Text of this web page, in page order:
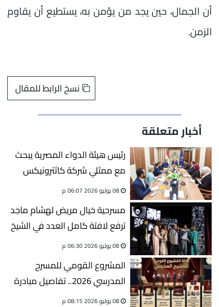
أن الجمال، حين يجد من يؤمن به، يستطيع أن يقاوم
الزمن.
نسخ الرابط للمقال
أخبار متعلقة
رئيس هيئة الدواء المصرية يبحث
مع ممثلي شركة كاثترونيكس
تعزيز التعاون في مجال
المستلزمات الطبية والتكنولوجيا
الطبية المتقدمة
08 يوليو 2026 06:07 م
مسرحية خيال مريض لهشام ماجد
ترفع لافتة كامل العدد في الشيخ
زايد
08 يوليو 2026 06:30 م
المشروع القومي للمسرح
المدرسي 2026.. تفاصيل مبادرة
"المدرسة فيها مسرح"
08 يوليو 2026 08:15 م